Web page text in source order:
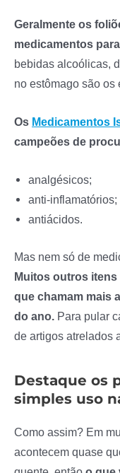
Geralmente os
medicamentos
bebidas alcoólicas,
no estômago são os
Os Medicamentos
campeões de
analgésicos;
anti-inflamatórios;
antiácidos.
Mas nem só de
Muitos outros itens
que chamam mais
do ano. Para pular
de artigos atrelados
Destaque os
simples uso
Como assim? Em
acontecem quase